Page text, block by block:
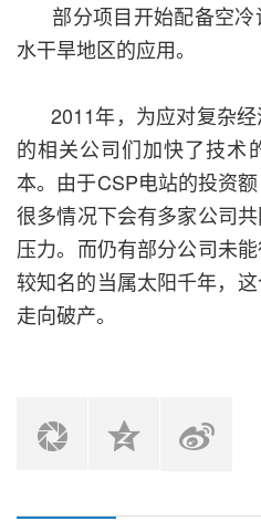
部分项目开始配备空冷
水干旱地区的应用。
2011年，为应对复杂经
的相关公司们加快了技术
本。由于CSP电站的投资
很多情况下会有多家公司
压力。而仍有部分公司未
较知名的当属太阳千年，
走向破产。